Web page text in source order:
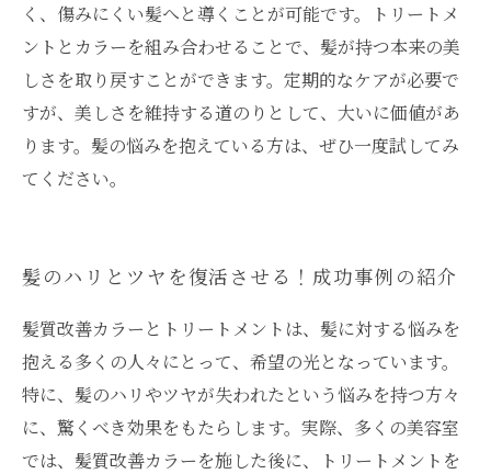
く、傷みにくい髪へと導くことが可能です。トリートメ
ントとカラーを組み合わせることで、髪が持つ本来の美
しさを取り戻すことができます。定期的なケアが必要で
すが、美しさを維持する道のりとして、大いに価値があ
ります。髪の悩みを抱えている方は、ぜひ一度試してみ
てください。
髪のハリとツヤを復活させる！成功事例の紹介
髪質改善カラーとトリートメントは、髪に対する悩みを
抱える多くの人々にとって、希望の光となっています。
特に、髪のハリやツヤが失われたという悩みを持つ方々
に、驚くべき効果をもたらします。実際、多くの美容室
では、髪質改善カラーを施した後に、トリートメントを